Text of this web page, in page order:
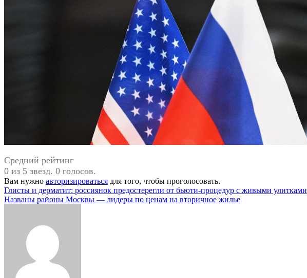
Средний рейтинг
0 из 5 звезд. 0 голосов.
Вам нужно авторизироваться для того, чтобы проголосовать.
Навигация
по
Глисты и дерматит: россиянок предостерегли от бьюти-процедур с живыми улитками
Названы районы Москвы — лидеры по ценам на вторичное жилье